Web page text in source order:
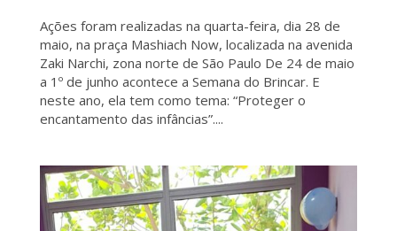
Ações foram realizadas na quarta-feira, dia 28 de
maio, na praça Mashiach Now, localizada na avenida
Zaki Narchi, zona norte de São Paulo De 24 de maio
a 1º de junho acontece a Semana do Brincar. E
neste ano, ela tem como tema: “Proteger o
encantamento das infâncias”....